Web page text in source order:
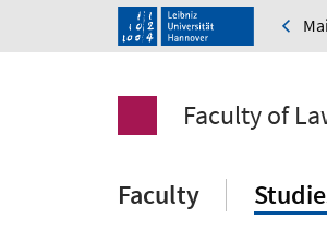
Faculty of
Faculty